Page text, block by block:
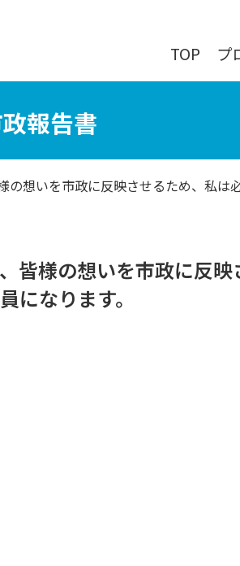
TOP プ
報告書
想いを市政に反映させるため、私は
皆様の想いを市政に反
になります。